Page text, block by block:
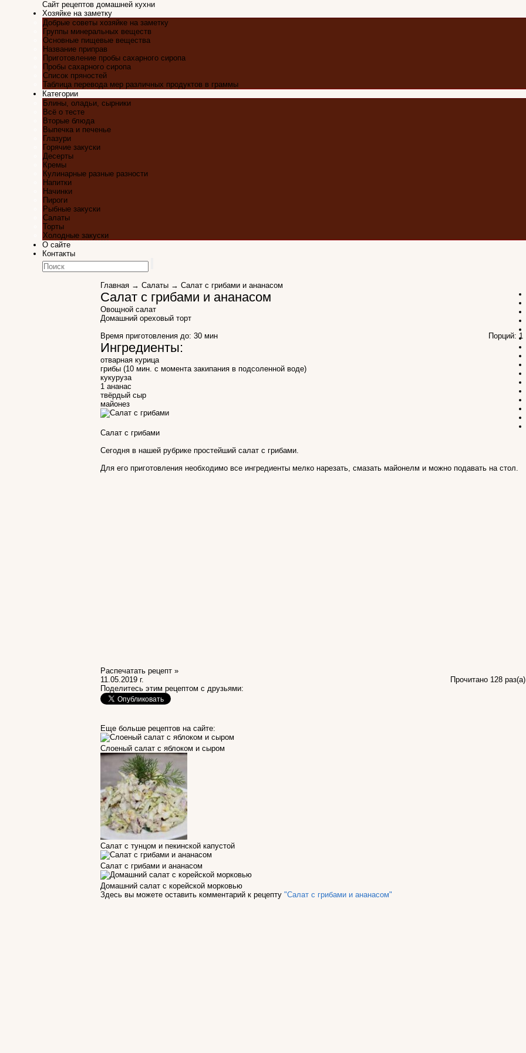
Сайт рецептов домашней кухни
Хозяйке на заметку
Добрые советы хозяйке на заметку
Группы минеральных веществ
Основные пищевые вещества
Название приправ
Приготовление пробы сахарного сиропа
Пробы сахарного сиропа
Список пряностей
Таблица перевода мер различных продуктов в граммы
Категории
Блины, оладьи, сырники
Всё о тесте
Вторые блюда
Выпечка и печенье
Глазури
Горячие закуски
Десерты
Кремы
Кулинарные разные разности
Напитки
Начинки
Пироги
Рыбные закуски
Салаты
Торты
Холодные закуски
О сайте
Контакты
Главная→ Салаты→ Салат с грибами и ананасом
Салат с грибами и ананасом
Овощной салат
Домашний ореховый торт
Время приготовления до: 30 мин Порций:
Ингредиенты:
отварная курица
грибы (10 мин. с момента закипания в подсоленной воде)
кукуруза
1 ананас
твёрдый сыр
майонез
Салат с грибами
Сегодня в нашей рубрике простейший салат с грибами.
Для его приготовления необходимо все ингредиенты мелко нарезать, смазать майонелм и можно подавать на стол.
Распечатать рецепт »
11.05.2019 г.
Прочитано 128
Поделитесь этим рецептом с друзьями:
Еще больше рецептов на сайте:
Слоеный салат с яблоком и сыром
Салат с тунцом и пекинской капустой
Салат с грибами и ананасом
Домашний салат с корейской морковью
Здесь вы можете оставить комментарий к рецепту "Салат с грибами и ананасом"